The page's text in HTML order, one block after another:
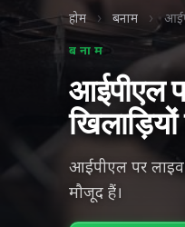
होम › बनाम ›
बनाम
आईपीएल
आईपीएल पर लाइव
मौजूद हैं।